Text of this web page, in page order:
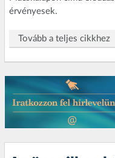
érvényesek.
Tovább a teljes cikkhez